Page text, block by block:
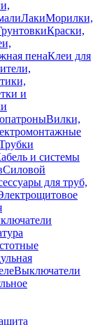
ЛакиМорилки,
Краски,
пенаКлеи для
и
Вилки,
и системы
Силовой
для труб,
Выключатели